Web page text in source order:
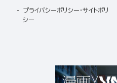
プライバシーポリシー・サイトポリ
シー